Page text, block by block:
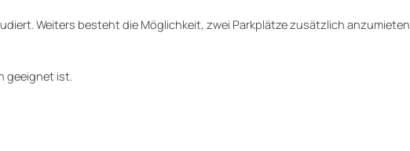
Weiters besteht die Möglichkeit, zwei Parkplätze zusätzlich anzumieten
geeignet ist.